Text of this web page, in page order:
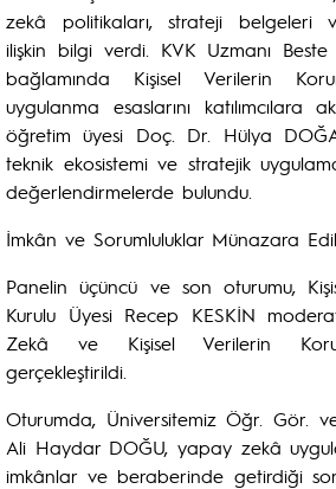
zekâ politikaları, strateji belgeleri
ilişkin bilgi verdi. KVK Uzmanı
bağlamında Kişisel Verilerin
uygulanma esaslarını katılımcılara
öğretim üyesi Doç. Dr. Hülya
teknik ekosistemi ve stratejik
değerlendirmelerde bulundu.
İmkân ve Sorumluluklar Münazara
Panelin üçüncü ve son oturumu,
Kurulu Üyesi Recep KESKİN
Zekâ ve Kişisel Verilerin
gerçekleştirildi.
Oturumda, Üniversitemiz Öğr. Gör.
Ali Haydar DOĞU, yapay zekâ
imkânlar ve beraberinde getirdiği